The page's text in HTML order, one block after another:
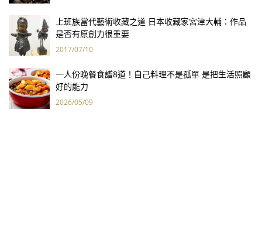
上班族當代藝術收藏之道 日本收藏家宮津大輔：作品
是否有原創力很重要
2017/07/10
一人份晚餐食譜8道！自己料理不是孤單 是把生活照顧
好的能力
2026/05/09